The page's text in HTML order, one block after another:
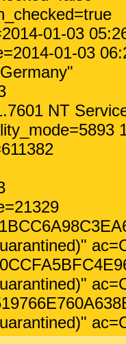
01-03
01-03
NT